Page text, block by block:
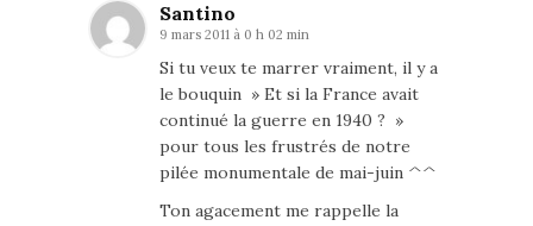
Santino
9 mars 2011 à 0 h 02 min
Si tu veux te marrer vraiment, il y a
le bouquin » Et si la France avait
continué la guerre en 1940 ? »
pour tous les frustrés de notre
pilée monumentale de mai-juin ^^
Ton agacement me rappelle la